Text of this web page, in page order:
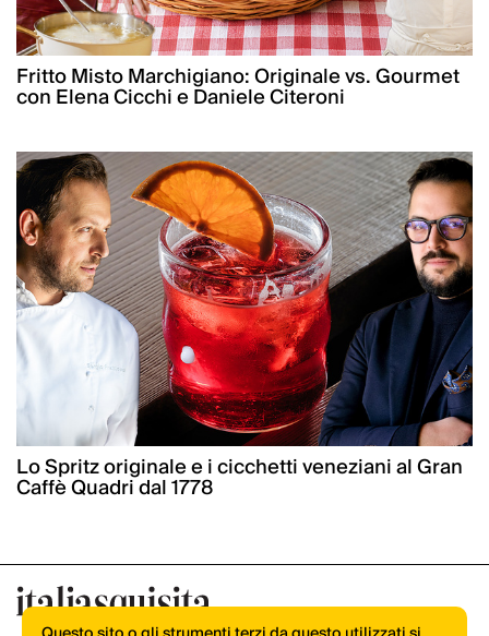
Fritto Misto Marchigiano: Originale vs. Gourmet
con Elena Cicchi e Daniele Citeroni
Lo Spritz originale e i cicchetti veneziani al Gran
Caffè Quadri dal 1778